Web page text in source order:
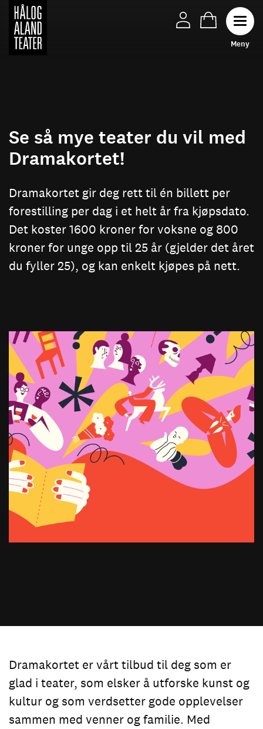
Hopp
hovedinnhold
Meny
Se så mye teater du vil med
Dramakortet!
Dramakortet gir deg rett til én billett per
forestilling per dag i et helt år fra kjøpsdato.
Det koster 1600 kroner for voksne og 800
kroner for unge opp til 25 år (gjelder det året
du fyller 25), og kan enkelt kjøpes på nett.
Dramakortet er vårt tilbud til deg som er
glad i teater, som elsker å utforske kunst og
kultur og som verdsetter gode opplevelser
sammen med venner og familie. Med